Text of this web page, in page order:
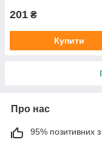
201 ₴
Купити
Про нас
95% позитивних з